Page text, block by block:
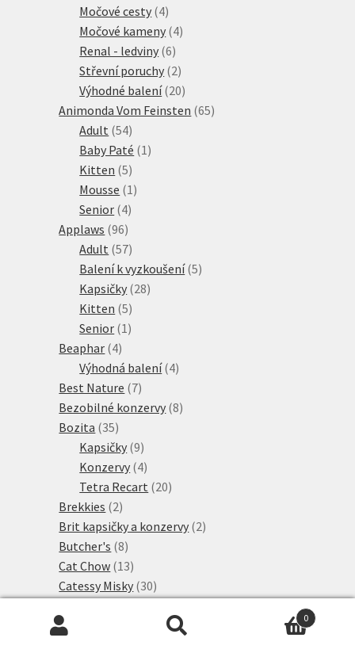
Močové cesty 44
produkty
Močové kameny 44
Renal - ledviny 66
produktů
Střevní poruchy 22
produkty
Výhodné balení 2020
produktů
Animonda Vom Feinsten 6565
Adult 5454
produktů
Baby Paté 1 1
Kitten 55
produktů
Mousse 1 1
Senior 44
produkty
Applaws 9696
produktů
Adult 5757
produktů
Balení k vyzkoušení 55
Kapsičky 2828
Kitten 55
produktů
Senior 1 1
Beaphar 44
produkty
Výhodná balení 44
Best Nature 77
produktů
Bezobilné konzervy 88
Bozita 3535
produktů
Kapsičky 99
produktů
Konzervy 44
produkty
Tetra Recart 2020
Brekkies 22
produkty
Brit kapsičky a konzervy 22
Butcher's 88
produktů
Cat Chow 1313
produktů
Catessy Misky 3030
produkty
0